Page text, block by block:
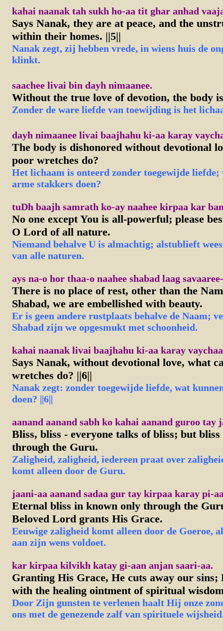
kahai naanak tah sukh ho-aa tit ghar anhad
Says Nanak, they are at peace, and the
within their homes. ||5||
Nanak zegt, zij hebben vrede, in wiens huis de
klinkt.
saachee livai bin dayh nimaanee.
Without the true love of devotion, the body
Zonder de ware liefde van toewijding is het
dayh nimaanee livai baajhahu ki-aa karay
The body is dishonored without devotional
poor wretches do?
Het lichaam is onteerd zonder toegewijde liefde;
arme stakkers doen?
tuDh baajh samrath ko-ay naahee kirpaa kar
No one except You is all-powerful; please
O Lord of all nature.
Niemand behalve U is almachtig; alstublieft
van alle naturen.
ays na-o hor thaa-o naahee shabad laag
There is no place of rest, other than the
Shabad, we are embellished with beauty.
Er is geen andere rustplaats behalve de Naam;
Shabad zijn we opgesmukt met schoonheid.
kahai naanak livai baajhahu ki-aa karay
Says Nanak, without devotional love, what
wretches do? ||6||
Nanak zegt: zonder toegewijde liefde, wat
doen? ||6||
aanand aanand sabh ko kahai aanand guroo tay
Bliss, bliss - everyone talks of bliss; but
through the Guru.
Zaligheid, zaligheid, iedereen praat over
komt alleen door de Guru.
jaani-aa aanand sadaa gur tay kirpaa karay pi-
Eternal bliss in known only through the
Beloved Lord grants His Grace.
Eeuwige zaligheid komt alleen door de Goeroe,
aan zijn wens voldoet.
kar kirpaa kilvikh katay gi-aan anjan saari-aa.
Granting His Grace, He cuts away our sins;
with the healing ointment of spiritual
Door Zijn gunsten te verlenen haalt Hij onze
ons met de genezende zalf van spirituele